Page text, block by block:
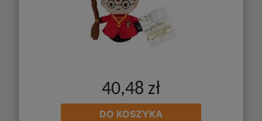
40,48 zł
DO KOSZYKA